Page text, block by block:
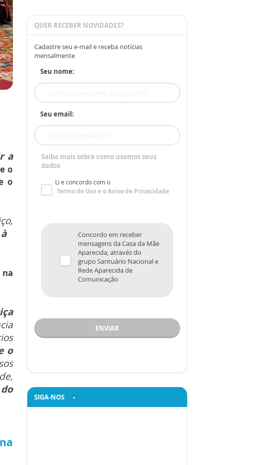
a
o
o
o
QUER RECEBER NOVIDADES?
Cadastre seu e-mail e receba notícias
mensalmente
Seu nome:
Seu email:
Saiba mais sobre como usamos seus
dados
Li e concordo com o
Termo de Usoe oAviso de Privacidade
Concordo em receber
mensagens da Casa da Mãe
Aparecida, através do
grupo Santuário Nacional e
Rede Aparecida de
Comunicação
ENVIAR
SIGA-NOS